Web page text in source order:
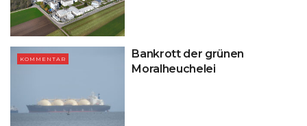
KOMMENTAR
Bankrott der grünen
Moralheuchelei